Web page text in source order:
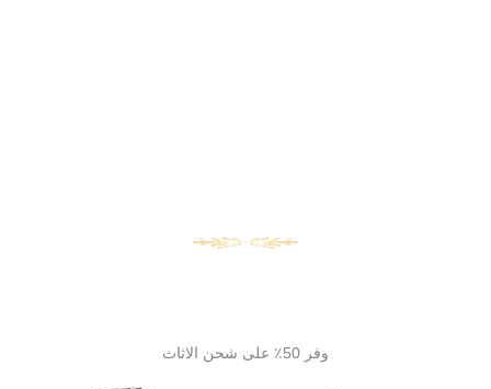
وفر 50٪ على شحن الاثاث